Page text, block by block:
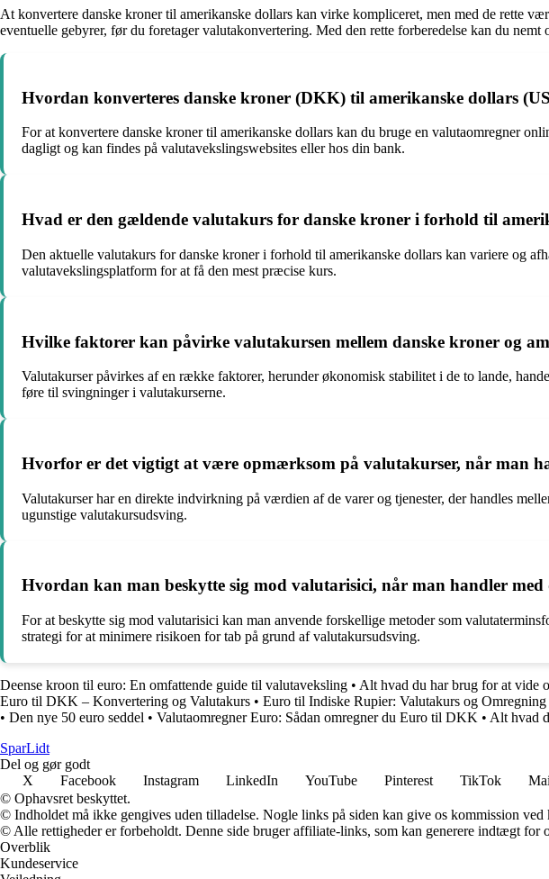
At konvertere danske kroner til amerikanske dollars kan virke kompliceret, men med de rette
eventuelle gebyrer, før du foretager valutakonvertering. Med den rette forberedelse kan du
Hvordan konverteres danske kroner (DKK) til amerikanske dollars
For at konvertere danske kroner til amerikanske dollars kan du bruge en valutaomregner
dagligt og kan findes på valutavekslingswebsites eller hos din bank.
Hvad er den gældende valutakurs for danske kroner i forhold til
Den aktuelle valutakurs for danske kroner i forhold til amerikanske dollars kan variere og
valutavekslingsplatform for at få den mest præcise kurs.
Hvilke faktorer kan påvirke valutakursen mellem danske kroner og
Valutakurser påvirkes af en række faktorer, herunder økonomisk stabilitet i de to lande,
føre til svingninger i valutakurserne.
Hvorfor er det vigtigt at være opmærksom på valutakurser, når man
Valutakurser har en direkte indvirkning på værdien af de varer og tjenester, der handles
ugunstige valutakursudsving.
Hvordan kan man beskytte sig mod valutarisici, når man handler
For at beskytte sig mod valutarisici kan man anvende forskellige metoder som
strategi for at minimere risikoen for tab på grund af valutakursudsving.
Deense kroon til euro: En omfattende guide til valutaveksling • Alt hvad du har brug for at vide
Euro til DKK – Konvertering og Valutakurs • Euro til Indiske Rupier: Valutakurs og
• Den nye 50 euro seddel • Valutaomregner Euro: Sådan omregner du Euro til DKK • Alt hvad
SparLidt
Del og gør godt
X
Facebook Instagram LinkedIn YouTube Pinterest TikTok
© Ophavsret beskyttet.
© Indholdet må ikke gengives uden tilladelse. Nogle links på siden kan give os kommission ved
© Alle rettigheder er forbeholdt. Denne side bruger affiliate-links, som kan generere indtægt for
Overblik
Kundeservice